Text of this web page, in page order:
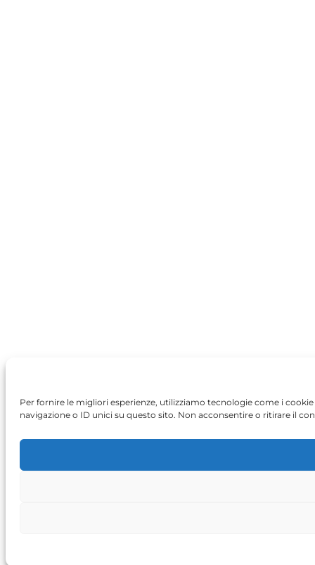
Per fornire le migliori esperienze, utilizziamo tecnologie come i
navigazione o ID unici su questo sito. Non acconsentire o ritirare il